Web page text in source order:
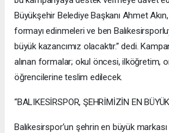
Büyükşehir Belediye Başkanı Ahmet Akın,
formayı edinmeleri ve ben
büyük kazancımız olacaktır.” dedi.
alınan formalar; okul öncesi, ilköğretim,
öğrencilerine teslim edilecek.
“BALIKESİRSPOR, ŞEHRİMİZİN EN
Balıkesirspor’un şehrin en büyük